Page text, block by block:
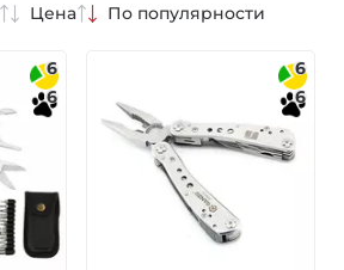
Цена По популярности
6
6
6
6